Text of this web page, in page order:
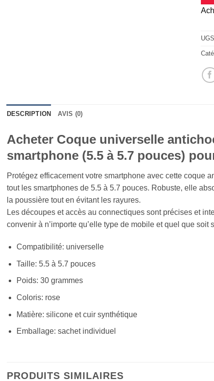
A
DESCRIPTION AVIS (0)
Acheter Coque universelle
smartphone (5.5 à 5.7 pouces)
Protégez efficacement votre smartphone avec cette coque
tout les smartphones de 5.5 à 5.7 pouces. Robuste, elle
la poussière tout en évitant les rayures.
Les découpes et accès au connectiques sont précises et
convenir à n’importe qu’elle type de mobile et quel que soit
Compatibilité: universelle
Taille: 5.5 à 5.7 pouces
Poids: 30 grammes
Coloris: rose
Matière: silicone et cuir synthétique
Emballage: sachet individuel
PRODUITS SIMILAIRES